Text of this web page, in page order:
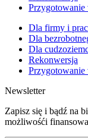
Przygotowanie
Dla firmy i
Dla
Dla
Rekonwersja
Przygotowanie
Newsletter
Zapisz się i bądź na
możliwośći